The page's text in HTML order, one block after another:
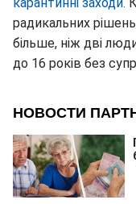
радикальних
більше, ніж дві
до 16 років без